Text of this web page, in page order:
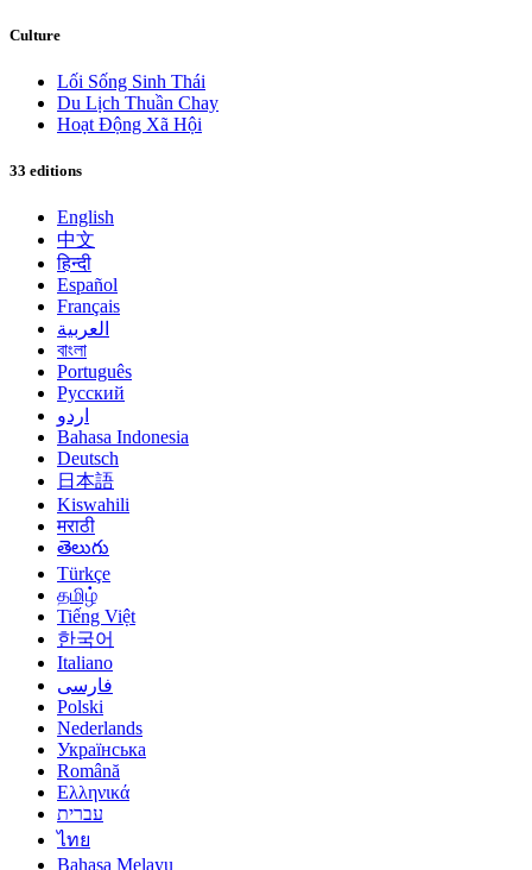
Culture
Lối Sống Sinh Thái
Du Lịch Thuần Chay
Hoạt Động Xã Hội
33 editions
English
中文
हिन्दी
Español
Français
العربية
বাংলা
Português
Русский
اردو
Bahasa Indonesia
Deutsch
日本語
Kiswahili
मराठी
తెలుగు
Türkçe
தமிழ்
Tiếng Việt
한국어
Italiano
فارسی
Polski
Nederlands
Українська
Română
Ελληνικά
עברית
ไทย
Bahasa Melayu